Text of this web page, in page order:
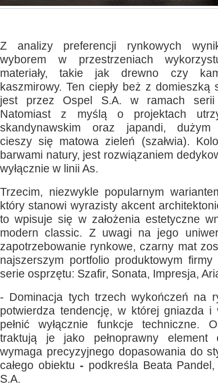
Z analizy preferencji rynkowych
wyborem w przestrzeniach
materiały, takie jak drewno czy
kaszmirowy. Ten ciepły beż z domieszką
jest przez Ospel S.A. w ramach
Natomiast z myślą o projektach
skandynawskim oraz japandi, dużym
cieszy się matowa zieleń (szałwia).
barwami natury, jest rozwiązaniem
wyłącznie w linii As.
Trzecim, niezwykle popularnym
który stanowi wyrazisty akcent
to wpisuje się w założenia estetyczne
modern classic. Z uwagi na jego
zapotrzebowanie rynkowe, czarny mat
najszerszym portfolio produktowym firmy
serie osprzętu: Szafir, Sonata, Impresja,
- Dominacja tych trzech wykończeń na
potwierdza tendencję, w której gniazda i
pełnić wyłącznie funkcje techniczne.
traktują je jako pełnoprawny element
wymaga precyzyjnego dopasowania do
całego obiektu - podkreśla Beata
S.A.